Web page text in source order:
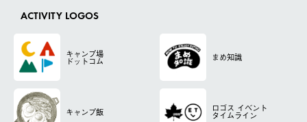
ACTIVITY LOGOS
キャンプ場
ドットコム まめ知識
キャンプ飯 ロゴス イベント
タイムライン